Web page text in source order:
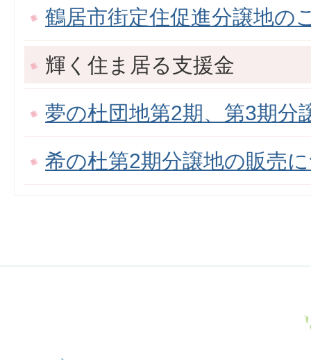
鶴居市街定住促進分譲地の
輝く住ま居る支援金
夢の杜団地第2期、第3期分
希の杜第2期分譲地の販売